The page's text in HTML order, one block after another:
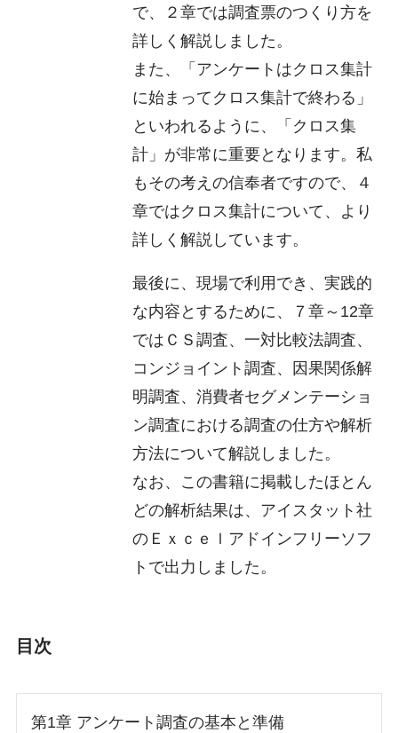
で、２章では調査票のつくり方を
詳しく解説しました。
また、「アンケートはクロス集計
に始まってクロス集計で終わる」
といわれるように、「クロス集
計」が非常に重要となります。私
もその考えの信奉者ですので、４
章ではクロス集計について、より
詳しく解説しています。
最後に、現場で利用でき、実践的
な内容とするために、７章～12章
ではＣＳ調査、一対比較法調査、
コンジョイント調査、因果関係解
明調査、消費者セグメンテーショ
ン調査における調査の仕方や解析
方法について解説しました。
なお、この書籍に掲載したほとん
どの解析結果は、アイスタット社
のＥｘｃｅｌアドインフリーソフ
トで出力しました。
目次
第1章 アンケート調査の基本と準備